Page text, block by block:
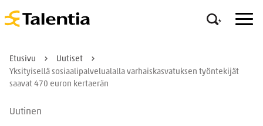
Etusivu
Uutiset
Yksityisellä sosiaalipalvelualalla varhaiskasvatuksen työntekijät
saavat 470 euron kertaerän
Uutinen